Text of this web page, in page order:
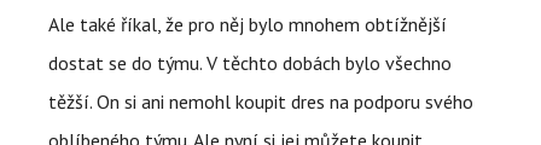
Ale také říkal, že pro něj bylo mnohem obtížnější
dostat se do týmu. V těchto dobách bylo všechno
těžší. On si ani nemohl koupit dres na podporu svého